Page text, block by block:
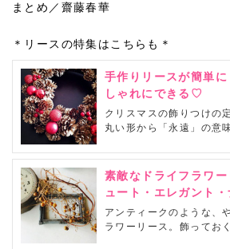
まとめ／齋藤春華
＊リースの特集はこちらも＊
手作りリースが簡単
しゃれにできる♡
クリスマスの飾りつけの
丸い形から「永遠」の意
もあるリースは、日本で
が似ていますね。市販の
になってしまうリースで
に素敵なものを手作りす
素敵なドライフラワ
ュート・エレガント・
アンティークのような、
ラワーリース。飾ってお